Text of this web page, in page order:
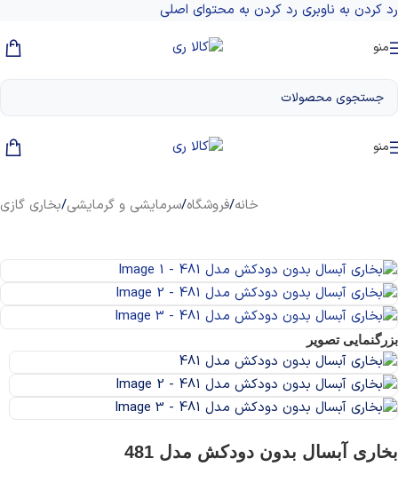
رد کردن به ناوبری رد کردن به محتوای اصلی
منو
منو
خانه/فروشگاه/سرمایشی و گرمایشی/بخاری گازی
بزرگنمایی تصویر
بخاری آبسال بدون دودکش مدل 481